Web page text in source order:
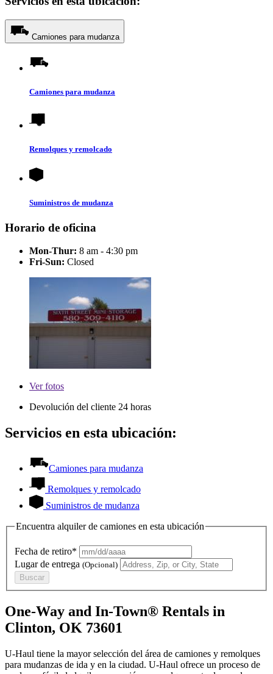
Camiones para mudanza
Camiones para mudanza
Remolques y remolcado
Suministros de mudanza
Horario de oficina
Mon-Thur: 8 am - 4:30 pm
Fri-Sun: Closed
Verfotos
Devolución del cliente 24 horas
Servicios en esta ubicación:
Camiones para mudanza
Remolques y remolcado
Suministros de mudanza
Encuentra alquiler de camiones en esta ubicación
Fecha de retiro*
Lugar de entrega (Opcional)
Buscar
One-Way and In-Town® Rentals in
Clinton, OK 73601
U-Haul tiene la mayor selección del área de camiones y remolques
para mudanzas de ida y en la ciudad. U-Haul ofrece un proceso de